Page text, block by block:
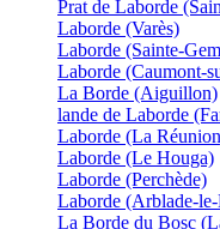
Prat de Laborde
Laborde (Varès)
Laborde (Sainte-
Laborde (Caumont-
La Borde (Aiguillon)
lande de Laborde
Laborde (La
Laborde (Le Houga)
Laborde (Perchède)
Laborde (Arblade-
La Borde du Bosc